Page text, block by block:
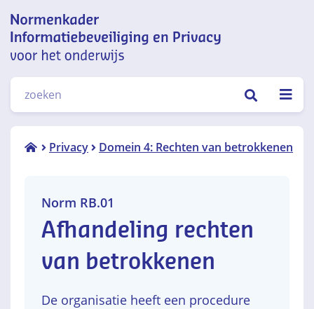
en privacy voor het onderwijs
ZOEKEN
Privacy Domein 4: Rechten van betrokkenen
Norm
Norm RB.01
Afhandeling rechten
van betrokkenen
De organisatie heeft een procedure